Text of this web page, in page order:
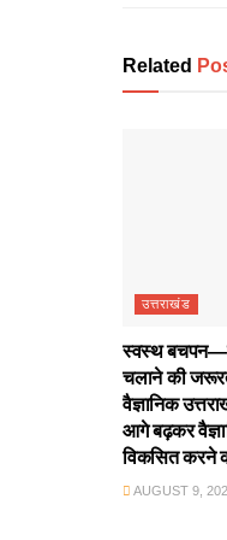
Related
उत्तराखंड
स्वस्थ
चलाने की
वैज्ञानिक
आगे बढ़कर
विकसित करने
AUGUST 9,